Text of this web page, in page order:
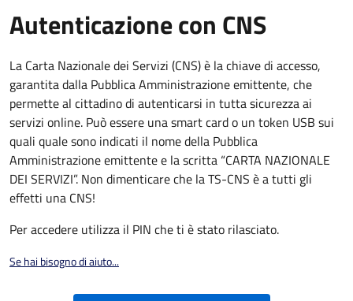
Autenticazione con CNS
La Carta Nazionale dei Servizi (CNS) è la chiave di accesso,
garantita dalla Pubblica Amministrazione emittente, che
permette al cittadino di autenticarsi in tutta sicurezza ai
servizi online. Può essere una smart card o un token USB sui
quali quale sono indicati il nome della Pubblica
Amministrazione emittente e la scritta “CARTA NAZIONALE
DEI SERVIZI”. Non dimenticare che la TS-CNS è a tutti gli
effetti una CNS!
Per accedere utilizza il PIN che ti è stato rilasciato.
Se hai bisogno di aiuto...